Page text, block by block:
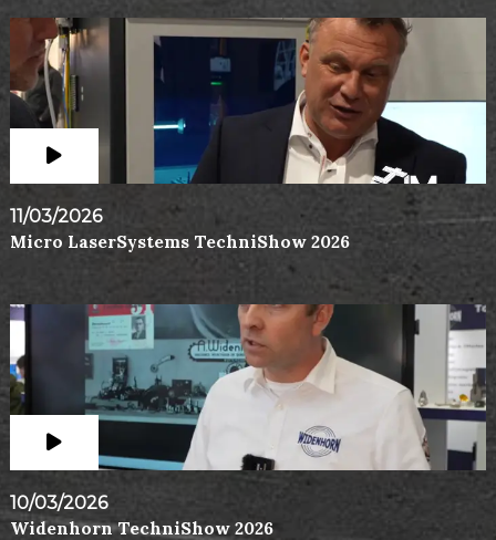
11/03/2026
Micro LaserSystems TechniShow 2026
10/03/2026
Widenhorn TechniShow 2026